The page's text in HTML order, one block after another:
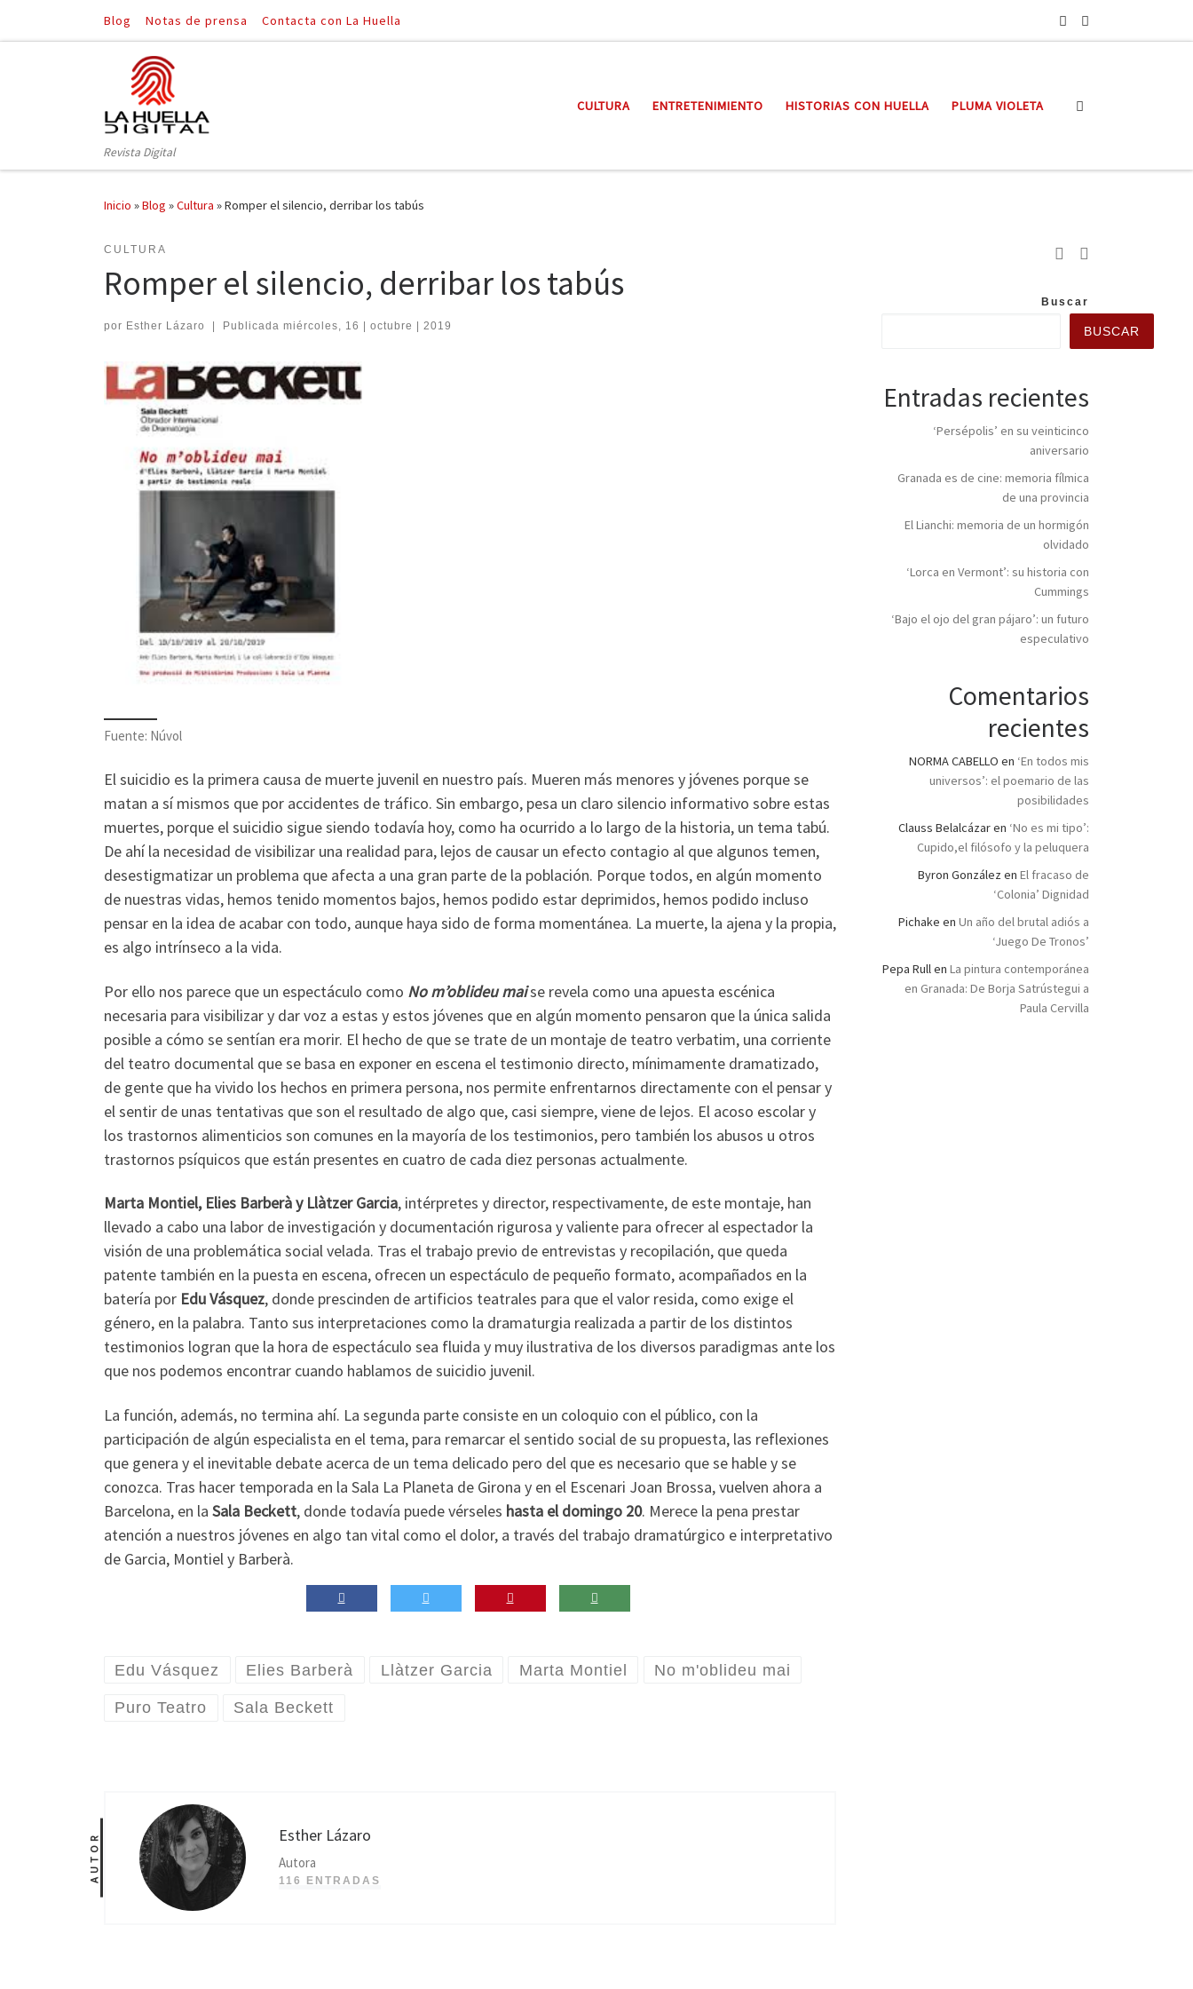
Saltar al contenido
Blog Notas de prensa Contacta con La Huella
Revista Digital
CULTURA ENTRETENIMIENTO HISTORIAS CON HUELLA PLUMA VIOLETA
Inicio »Blog »Cultura »Romper el silencio, derribar los tabús
CULTURA
Romper el silencio, derribar los tabús
por Esther Lázaro Publicada miércoles, 16 | octubre | 2019
Fuente: Núvol
El suicidio es la primera causa de muerte juvenil en nuestro país. Mueren más menores y jóvenes porque se
matan a sí mismos que por accidentes de tráfico. Sin embargo, pesa un claro silencio informativo sobre estas
muertes, porque el suicidio sigue siendo todavía hoy, como ha ocurrido a lo largo de la historia, un tema tabú.
De ahí la necesidad de visibilizar una realidad para, lejos de causar un efecto contagio al que algunos temen,
desestigmatizar un problema que afecta a una gran parte de la población. Porque todos, en algún momento
de nuestras vidas, hemos tenido momentos bajos, hemos podido estar deprimidos, hemos podido incluso
pensar en la idea de acabar con todo, aunque haya sido de forma momentánea. La muerte, la ajena y la propia,
es algo intrínseco a la vida.
Por ello nos parece que un espectáculo como No m’oblideu maise revela como una apuesta escénica
necesaria para visibilizar y dar voz a estas y estos jóvenes que en algún momento pensaron que la única salida
posible a cómo se sentían era morir. El hecho de que se trate de un montaje de teatro verbatim, una corriente
del teatro documental que se basa en exponer en escena el testimonio directo, mínimamente dramatizado,
de gente que ha vivido los hechos en primera persona, nos permite enfrentarnos directamente con el pensar y
el sentir de unas tentativas que son el resultado de algo que, casi siempre, viene de lejos. El acoso escolar y
los trastornos alimenticios son comunes en la mayoría de los testimonios, pero también los abusos u otros
trastornos psíquicos que están presentes en cuatro de cada diez personas actualmente.
Marta Montiel, Elies Barberà y Llàtzer Garcia, intérpretes y director, respectivamente, de este montaje, han
llevado a cabo una labor de investigación y documentación rigurosa y valiente para ofrecer al espectador la
visión de una problemática social velada. Tras el trabajo previo de entrevistas y recopilación, que queda
patente también en la puesta en escena, ofrecen un espectáculo de pequeño formato, acompañados en la
batería por Edu Vásquez, donde prescinden de artificios teatrales para que el valor resida, como exige el
género, en la palabra. Tanto sus interpretaciones como la dramaturgia realizada a partir de los distintos
testimonios logran que la hora de espectáculo sea fluida y muy ilustrativa de los diversos paradigmas ante los
que nos podemos encontrar cuando hablamos de suicidio juvenil.
La función, además, no termina ahí. La segunda parte consiste en un coloquio con el público, con la
participación de algún especialista en el tema, para remarcar el sentido social de su propuesta, las reflexiones
que genera y el inevitable debate acerca de un tema delicado pero del que es necesario que se hable y se
conozca. Tras hacer temporada en la Sala La Planeta de Girona y en el Escenari Joan Brossa, vuelven ahora a
Barcelona, en la Sala Beckett, donde todavía puede vérseles hasta el domingo 20. Merece la pena prestar
atención a nuestros jóvenes en algo tan vital como el dolor, a través del trabajo dramatúrgico e interpretativo
de Garcia, Montiel y Barberà.
Edu Vásquez Elies Barberà Llàtzer Garcia Marta Montiel No m'oblideu mai
Puro Teatro Sala Beckett
AUTOR Esther Lázaro
Autora
116 ENTRADAS
Buscar
BUSCAR
Entradas recientes
‘Persépolis’ en su veinticinco
aniversario
Granada es de cine: memoria fílmica
de una provincia
El Lianchi: memoria de un hormigón
olvidado
‘Lorca en Vermont’: su historia con
Cummings
‘Bajo el ojo del gran pájaro’: un futuro
especulativo
Comentarios
recientes
NORMA CABELLO en ‘En todos mis
universos’: el poemario de las
posibilidades
Clauss Belalcázaren ‘No es mi tipo’:
Cupido,el filósofo y la peluquera
Byron González en El fracaso de
‘Colonia’ Dignidad
Pichake en Un año del brutal adiós a
‘Juego De Tronos’
Pepa Rullen La pintura contemporánea
en Granada: De Borja Satrústegui a
Paula Cervilla